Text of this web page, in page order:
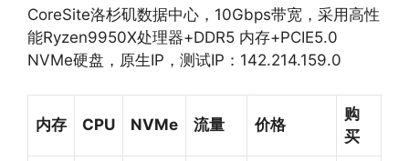
CoreSite洛杉矶数据中心，10Gbps带宽，采用高性
能Ryzen9950X处理器+DDR5 内存+PCIE5.0
NVMe硬盘，原生IP，测试IP：142.214.159.0
内存 CPU NVMe 流量 价格
购
买